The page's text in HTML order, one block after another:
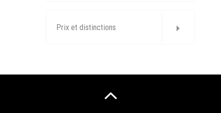
Prix et distinctions